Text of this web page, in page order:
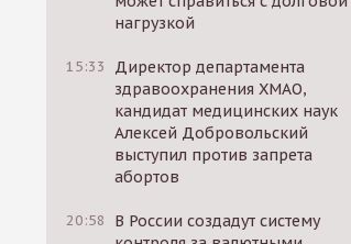
нагрузкой
15:33
Директор департамента
здравоохранения ХМАО,
кандидат медицинских наук
Алексей Добровольский
выступил против запрета
абортов
20:58
В России создадут систему